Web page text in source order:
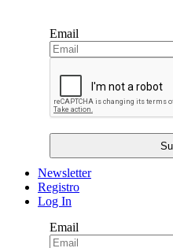
Email
Newsletter
Registro
Log In
Email